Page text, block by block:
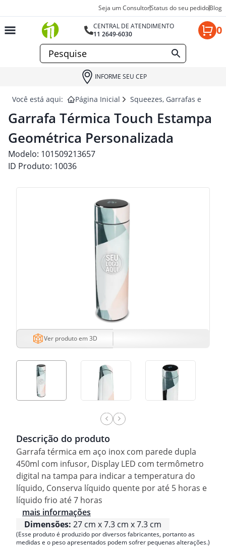
Seja um ConsultorStatus do seu pedidoBlog
CENTRAL DE ATENDIMENTO
11 2649-6030
0
INFORME SEU CEP
Você está aqui: Página Inicial Squeezes, Garrafas e
Garrafa Térmica Touch Estampa
Geométrica Personalizada
Modelo: 101509213657
ID Produto: 10036
Ver produto em 3D
Descrição do produto
Garrafa térmica em aço inox com parede dupla
450ml com infusor, Display LED com termômetro
digital na tampa para indicar a temperatura do
líquido, Conserva líquido quente por até 5 horas e
líquido frio até 7 horas
mais informações
Dimensões: 27 cm x 7.3 cm x 7.3 cm
(Esse produto é produzido por diversos fabricantes, portanto as
medidas e o peso apresentados podem sofrer pequenas alterações.)